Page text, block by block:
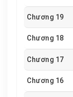
Chương 19
Chương 18
Chương 17
Chương 16